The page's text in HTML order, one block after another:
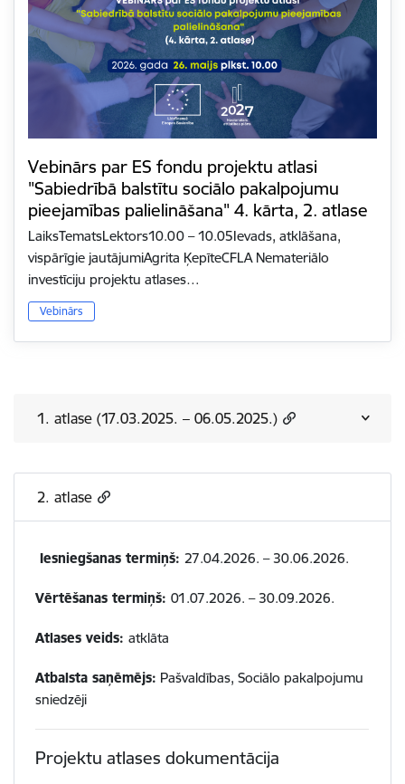
Vebinārs par ES fondu projektu atlasi
"Sabiedrībā balstītu sociālo pakalpojumu
pieejamības palielināšana" 4. kārta, 2. atlase
LaiksTematsLektors10.00 – 10.05Ievads, atklāšana,
vispārīgie jautājumiAgrita ĶepīteCFLA Nemateriālo
investīciju projektu atlases…
Vebinārs
1. atlase (17.03.2025. – 06.05.2025.)
2. atlase
Iesniegšanas termiņš: 27.04.2026. – 30.06.2026.
Vērtēšanas termiņš: 01.07.2026. – 30.09.2026.
Atlases veids: atklāta
Atbalsta saņēmējs: Pašvaldības, Sociālo pakalpojumu
sniedzēji
Projektu atlases dokumentācija